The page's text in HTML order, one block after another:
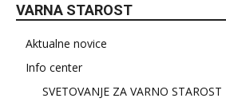
VARNA STAROST
Aktualne novice
Info center
SVETOVANJE ZA VARNO STAROST